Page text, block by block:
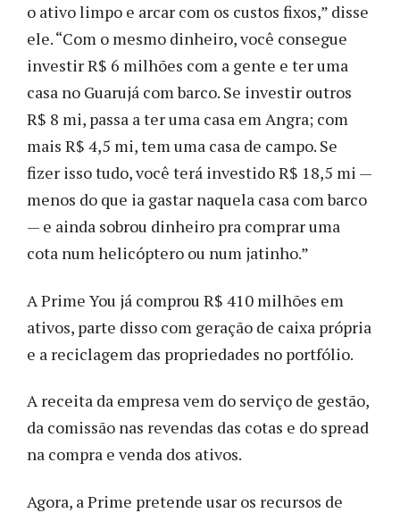
o ativo limpo e arcar com os custos fixos,” disse
ele. “Com o mesmo dinheiro, você consegue
investir R$ 6 milhões com a gente e ter uma
casa no Guarujá com barco. Se investir outros
R$ 8 mi, passa a ter uma casa em Angra; com
mais R$ 4,5 mi, tem uma casa de campo. Se
fizer isso tudo, você terá investido R$ 18,5 mi —
menos do que ia gastar naquela casa com barco
— e ainda sobrou dinheiro pra comprar uma
cota num helicóptero ou num jatinho.”
A Prime You já comprou R$ 410 milhões em
ativos, parte disso com geração de caixa própria
e a reciclagem das propriedades no portfólio.
A receita da empresa vem do serviço de gestão,
da comissão nas revendas das cotas e do spread
na compra e venda dos ativos.
Agora, a Prime pretende usar os recursos de